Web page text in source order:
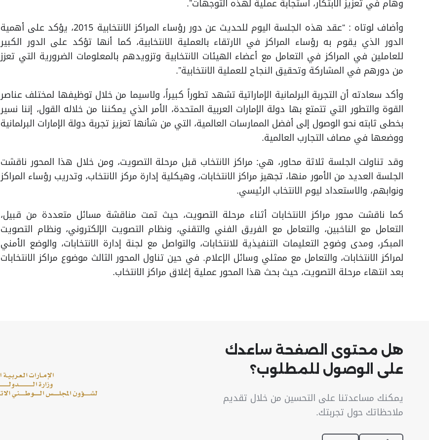
وهام في تعزيز الابتكار، استجابة عملية لهذه التوجهات”.
وأضاف لوتاه : “عقد هذه الجلسة اليوم للحديث عن دور رؤساء المراكز الانتخابية 2015، يؤكد على أهمية
الدور الذي يقوم به رؤساء المراكز في الارتقاء بالعملية الانتخابية، كما أنها تؤكد على الدور الكبير
للعاملين في المراكز في التعامل مع أعضاء الهيئات الانتخابية وتزويدهم بالمعلومات الضرورية التي تعزز
من دورهم في المشاركة وتحقيق النجاح للعملية الانتخابية”.
وأكد سعادته أن التجربة البرلمانية الإماراتية تشهد تطوراً كبيراً، ولاسيما من خلال توظيفها لمختلف عناصر
القوة والتطور التي تتمتع بها دولة الإمارات العربية المتحدة، الأمر الذي يمكننا من خلاله القول، إننا نسير
بخطى ثابته نحو الوصول إلى أفضل الممارسات العالمية، التي من شأنها تعزيز تجربة دولة الإمارات البرلمانية
ووضعها في مصاف التجارب العالمية.
وقد تناولت الجلسة ثلاثة محاور، هي: مراكز الانتخاب قبل مرحلة التصويت، ومن خلال هذا المحور ناقشت
الجلسة العديد من الأمور منها، تجهيز مراكز الانتخابات، وهيكلية إدارة مركز الانتخاب، وتدريب رؤساء المراكز
ونوابهم، والاستعداد ليوم الانتخاب الرئيسي.
كما ناقشت محور مراكز الانتخابات أثناء مرحلة التصويت، حيث تمت مناقشة مسائل متعددة من قبيل،
التعامل مع الناخبين، والتعامل مع الفريق الفني والتقني، ونظام التصويت الإلكتروني، ونظام التصويت
المبكر، ومدى وضوح التعليمات التنفيذية للانتخابات، والتواصل مع لجنة إدارة الانتخابات، والوضع الأمني
لمراكز الانتخابات، والتعامل مع ممثلي وسائل الإعلام. في حين تناول المحور الثالث موضوع مراكز الانتخابات
بعد انتهاء مرحلة التصويت، حيث بحث هذا المحور عملية إغلاق مراكز الانتخاب.
هل محتوى الصفحة ساعدك
على الوصول للمطلوب؟
يمكنك مساعدتنا على التحسين من خلال تقديم
ملاحظاتك حول تجربتك.